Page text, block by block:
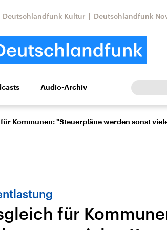
Deutschlandfunk Kultur Deutschlandfunk
Kultur Europa
Nahostkonflikt
Aktuelle Lage und
Iran
Audio-Archiv
Kommunen: "Steuerpläne werden sonst
für